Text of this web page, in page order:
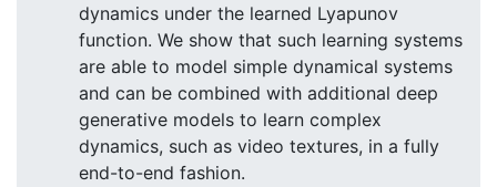
dynamics under the learned Lyapunov
function. We show that such learning systems
are able to model simple dynamical systems
and can be combined with additional deep
generative models to learn complex
dynamics, such as video textures, in a fully
end-to-end fashion.